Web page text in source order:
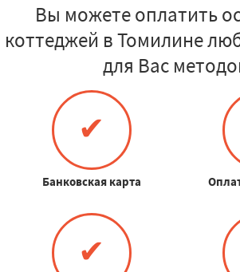
Вы можете оплатить
коттеджей в Томилине
для Вас
✔
Банковская карта
✔